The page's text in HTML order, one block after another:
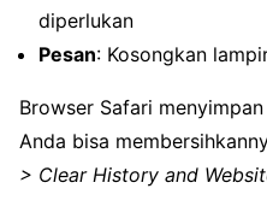
diperlukan
Pesan: Kosongkan
Browser Safari
Anda bisa
> Clear History and